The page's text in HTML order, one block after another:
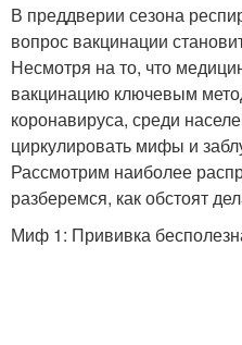
В преддверии сезона
вопрос вакцинации
Несмотря на то, что
вакцинацию ключевым
коронавируса, среди
циркулировать мифы и
Рассмотрим наиболее
разберемся, как обстоят
Миф 1: Прививка